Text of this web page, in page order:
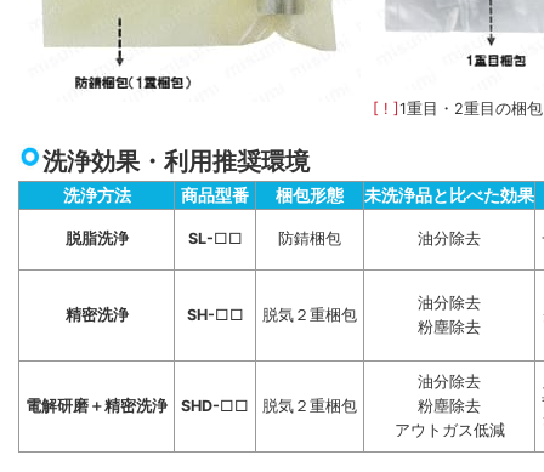
[ ! ] 1重目・2重目の梱
洗浄効果・利用推奨環境
洗浄方法 商品型番 梱包形態 未洗浄品と比べた効果
脱脂洗浄 SL-□□ 防錆梱包 油分除去
精密洗浄 SH-□□ 脱気２重梱包
油分除去
粉塵除去
電解研磨＋精密洗浄 SHD-□□ 脱気２重梱包
油分除去
粉塵除去
アウトガス低減